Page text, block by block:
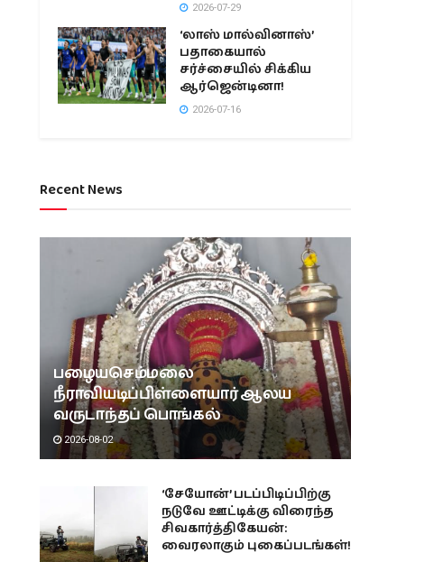
2026-07-29
‘லாஸ் மால்வினாஸ்’
பதாகையால்
சர்ச்சையில் சிக்கிய
ஆர்ஜென்டினா!
2026-07-16
Recent News
பழையசெம்மலை
நீராவியடிப்பிள்ளையார் ஆலய
வருடாந்தப் பொங்கல்
2026-08-02
‘சேயோன்’ படப்பிடிப்பிற்கு
நடுவே ஊட்டிக்கு விரைந்த
சிவகார்த்திகேயன்:
வைரலாகும் புகைப்படங்கள்!